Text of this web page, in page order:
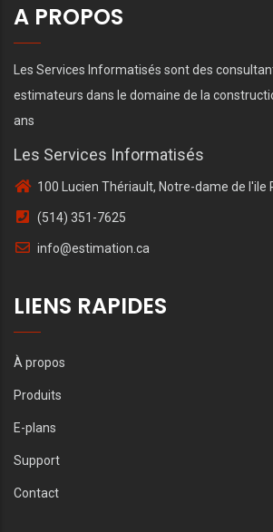
A PROPOS
Les Services Informatisés sont des
estimateurs dans le domaine de la
ans
Les Services Informatisés
100 Lucien Thériault, Notre-dame de l'ile
(514) 351-7625
info@estimation.ca
LIENS RAPIDES
À propos
Produits
E-plans
Support
Contact